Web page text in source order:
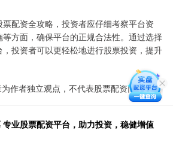
配资全攻略，投资者应仔细考察平台资
方面，确保平台的正规合法性。通过选择
投资者可以更轻松地进行股票投资，提升
作者独立观点，不代表股票配资门户观点
业股票配资平台，助力投资，稳健增值